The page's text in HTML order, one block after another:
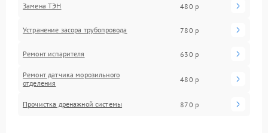
Замена ТЭН 480 р
Устранение засора трубопровода 780 р
Ремонт испарителя 630 р
Ремонт датчика морозильного
отделения
480 р
Прочистка дренажной системы 870 р